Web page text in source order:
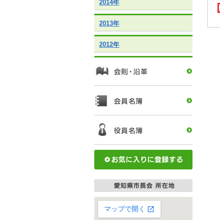
2014年
2013年
2012年